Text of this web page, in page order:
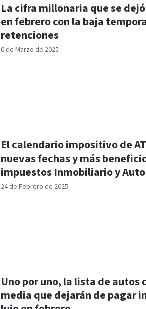
6 de Marzo de 2025
La cifra millonaria que se
en febrero con la baja
retenciones
24 de Febrero de 2025
El calendario impositivo de
nuevas fechas y más
impuestos Inmobiliario y
Uno por uno, la lista de autos
media que dejarán de pagar